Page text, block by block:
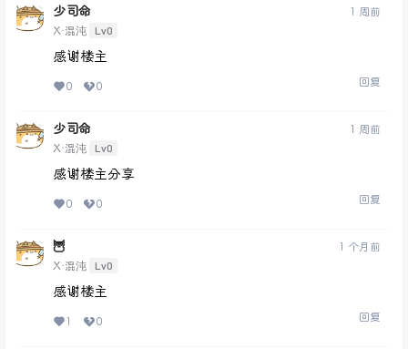
少司命
X·混沌 Lv0
1 周前
感谢楼主
0 0 回复
少司命
X·混沌 Lv0
1 周前
感谢楼主分享
0 0 回复
🦉
X·混沌 Lv0
1 个月前
感谢楼主
1 0 回复